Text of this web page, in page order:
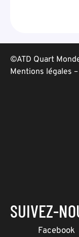
©ATD Quart
Mentions légales –
SUIVEZ-
Facebook